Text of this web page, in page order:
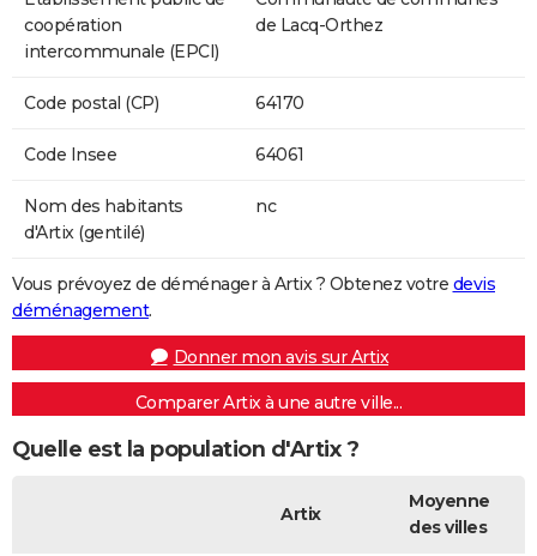
coopération
intercommunale (EPCI)
de Lacq-Orthez
Code postal (CP) 64170
Code Insee 64061
Nom des habitants
d'Artix (gentilé)
nc
Vous prévoyez de déménager à Artix ? Obtenez votre devis
déménagement.
Donner mon avis sur Artix
Comparer Artix à une autre ville...
Quelle est la population d'Artix ?
Artix
Moyenne
des villes